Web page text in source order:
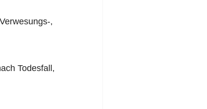
,
Todesfall,